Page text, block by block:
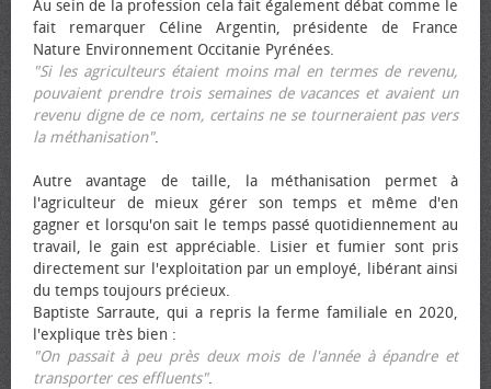
Au sein de la profession cela fait également débat comme le
fait remarquer Céline Argentin, présidente de France
Nature Environnement Occitanie Pyrénées.
"Si les agriculteurs étaient moins mal en termes de revenu,
pouvaient prendre trois semaines de vacances et avaient un
revenu digne de ce nom, certains ne se tourneraient pas vers
la méthanisation".
Autre avantage de taille, la méthanisation permet à
l'agriculteur de mieux gérer son temps et même d'en
gagner et lorsqu'on sait le temps passé quotidiennement au
travail, le gain est appréciable. Lisier et fumier sont pris
directement sur l'exploitation par un employé, libérant ainsi
du temps toujours précieux.
Baptiste Sarraute, qui a repris la ferme familiale en 2020,
l'explique très bien :
"On passait à peu près deux mois de l'année à épandre et
transporter ces effluents".